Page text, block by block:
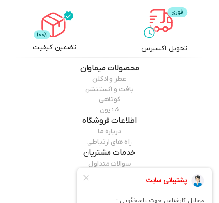
تحویل اکسپرس تضمین کیفیت
محصولاتمیماوان
عطر و ادکلن
بافت و اکستنشن
کوتاهی
شنیون
اطلاعات فروشگاه
درباره ما
راه های ارتباطی
خدمات مشتریان
سوالات متداول
قوانین مرجوعی
همراه ما باشید